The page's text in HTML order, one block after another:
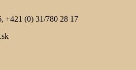
+421 (0) 31/780 28 17